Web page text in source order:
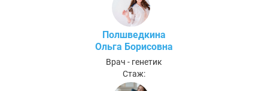
Полшведкина
Ольга Борисовна
Врач - генетик
Стаж: